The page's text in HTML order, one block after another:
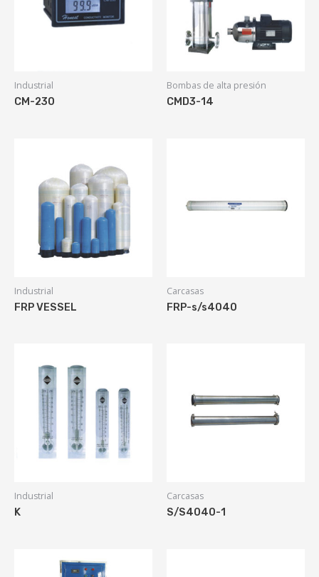
Industrial
CM-230
Bombas de alta presión
CMD3-14
Industrial
FRP VESSEL
Carcasas
FRP-s/s4040
Industrial
K
Carcasas
S/S4040-1